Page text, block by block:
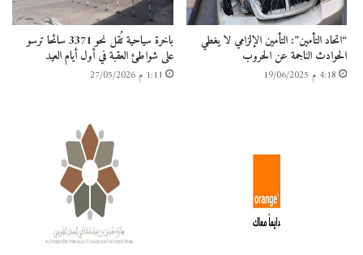
“اتحاد التأمين”: التأمين الإلزامي لا يغطي
الحوادث الناجمة عن الحروب
4:18 م 19/06/2025
باخرة سياحية تُقل نحو 3371 سائحا ترسو
على شواطئ العقبة في أول أيام العيد
1:11 م 27/05/2026